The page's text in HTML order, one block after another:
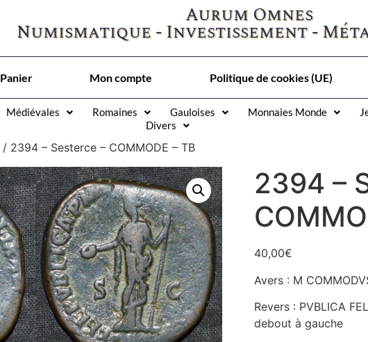
Aurum Omnes
Numismatique - Investissement -
Panier Mon compte Politique de cookies (UE)
Médiévales Romaines Gauloises Monnaies Monde
Divers
/ 2394 – Sesterce – COMMODE – TB
2394 –
40,00€
Avers : M
Revers : PVBLICA
debout à gauche